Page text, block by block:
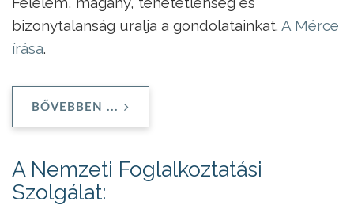
bizonytalanság uralja a gondolatainkat. A Mérce
írása.
BŐVEBBEN ...
A Nemzeti Foglalkoztatási
Szolgálat: